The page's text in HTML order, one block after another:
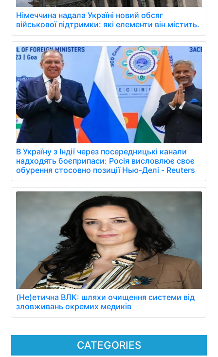
CATEGORIES
Німеччина надала Україні новий обсяг
військової підтримки: які елементи він містить.
В Україну з Індії через посередницькі канали
надходять боєприпаси: Росія висловлює своє
обурення стосовно позиції Нью-Делі - Reuters
(Не)етична ВЛК: шляхи очищення системи від
зловживань окремих медиків